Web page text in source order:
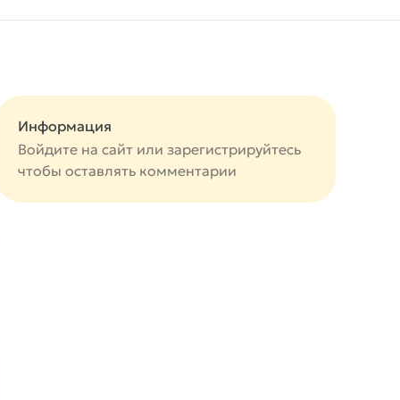
Информация
Войдите на сайт или зарегистрируйтесь
чтобы оставлять комментарии